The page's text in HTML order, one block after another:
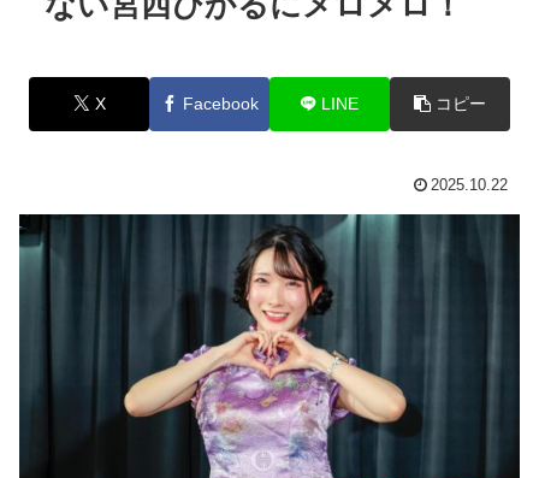
X Facebook LINE コピー
2025.10.22